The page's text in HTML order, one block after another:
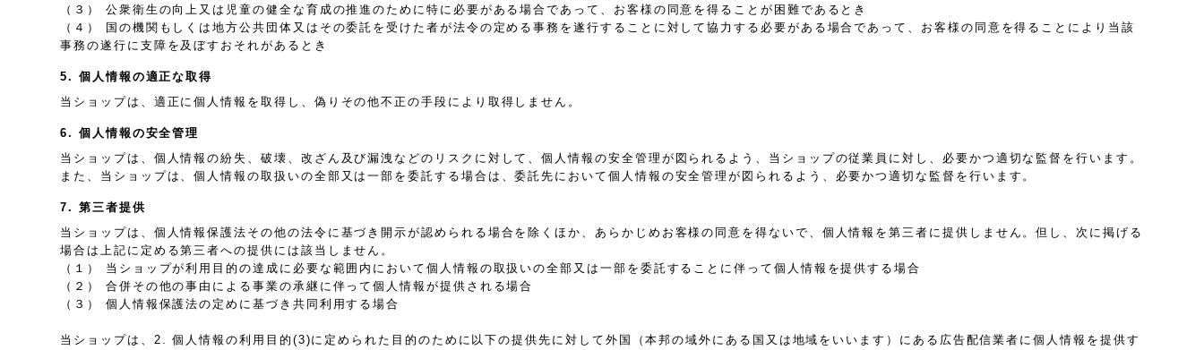
（３） 公衆衛生の向上又は児童の健全な育成の推進のために特に必要がある場合であって、お客様の同意を得ることが困難であるとき
（４） 国の機関もしくは地方公共団体又はその委託を受けた者が法令の定める事務を遂行することに対して協力する必要がある場合であって、お客様の同意を得ることにより当該
事務の遂行に支障を及ぼすおそれがあるとき
5. 個人情報の適正な取得
当ショップは、適正に個人情報を取得し、偽りその他不正の手段により取得しません。
6. 個人情報の安全管理
当ショップは、個人情報の紛失、破壊、改ざん及び漏洩などのリスクに対して、個人情報の安全管理が図られるよう、当ショップの従業員に対し、必要かつ適切な監督を行います。
また、当ショップは、個人情報の取扱いの全部又は一部を委託する場合は、委託先において個人情報の安全管理が図られるよう、必要かつ適切な監督を行います。
7. 第三者提供
当ショップは、個人情報保護法その他の法令に基づき開示が認められる場合を除くほか、あらかじめお客様の同意を得ないで、個人情報を第三者に提供しません。但し、次に掲げる
場合は上記に定める第三者への提供には該当しません。
（１） 当ショップが利用目的の達成に必要な範囲内において個人情報の取扱いの全部又は一部を委託することに伴って個人情報を提供する場合
（２） 合併その他の事由による事業の承継に伴って個人情報が提供される場合
（３） 個人情報保護法の定めに基づき共同利用する場合
当ショップは、2. 個人情報の利用目的(3)に定められた目的のために以下の提供先に対して外国（本邦の域外にある国又は地域をいいます）にある広告配信業者に個人情報を提供す